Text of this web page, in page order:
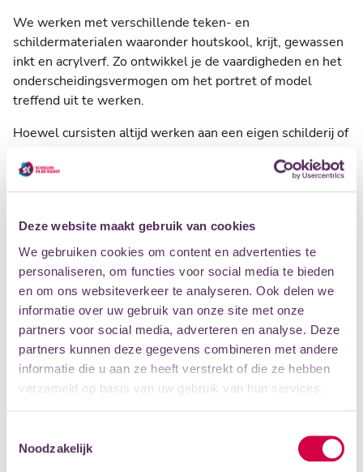
Deze website maakt gebruik van cookies
We gebruiken cookies om content en advertenties te
personaliseren, om functies voor social media te bieden
en om ons websiteverkeer te analyseren. Ook delen we
informatie over uw gebruik van onze site met onze
partners voor social media, adverteren en analyse. Deze
partners kunnen deze gegevens combineren met andere
informatie die u aan ze heeft verstrekt of die ze hebben
verzameld op basis van uw gebruik van hun services.
Noodzakelijk
We werken met verschillende teken- en
schildermaterialen waaronder houtskool, krijt, gewassen
inkt en acrylverf. Zo ontwikkel je de vaardigheden en het
onderscheidingsvermogen om het portret of model
treffend uit te werken.
Hoewel cursisten altijd werken aan een eigen schilderij of
Concentratie tijdens het werken is belangrijk en
kenmerkend voor de sfeer. Er is daarnaast ruimte voor
gemaakte werk gezamenlijk wordt besproken.
Daarnaast doe je één keer per jaar mee aan een expositie
op één van onze locaties.
MATERIAAL
De cursusprijs is exclusief materiaal. Een pakket met
daarin de basismaterialen voor deze cursus kun je bij ons
aanschaffen voor € 50,-. Dit kun je aangeven bij je docent.
Het bedrag komt dan op de factuur te staan.